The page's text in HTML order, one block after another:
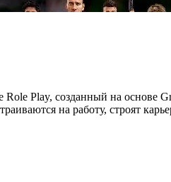
Role Play, созданный на основе
на работу, строят